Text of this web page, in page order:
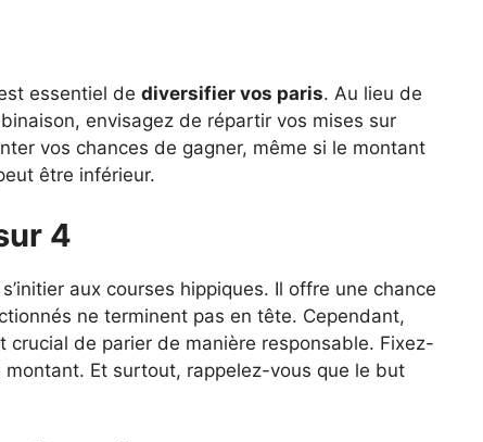
essentiel de diversifier vos paris. Au lieu de
envisagez de répartir vos mises sur
vos chances de gagner, même si le montant
être inférieur.
4
aux courses hippiques. Il offre une chance
ne terminent pas en tête. Cependant,
de parier de manière responsable. Fixez-
Et surtout, rappelez-vous que le but